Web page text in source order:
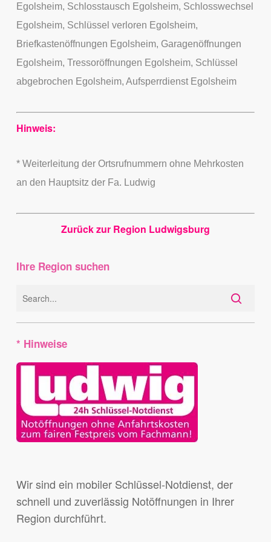
Egolsheim, Schlosstausch Egolsheim, Schlosswechsel
Egolsheim, Schlüssel verloren Egolsheim,
Briefkastenöffnungen Egolsheim, Garagenöffnungen
Egolsheim, Tressoröffnungen Egolsheim, Schlüssel
abgebrochen Egolsheim, Aufsperrdienst Egolsheim
Hinweis:
* Weiterleitung der Ortsrufnummern ohne Mehrkosten
an den Hauptsitz der Fa. Ludwig
Zurück zur Region Ludwigsburg
Ihre Region suchen
* Hinweise
Wir sind ein mobiler Schlüssel-Notdienst, der
schnell und zuverlässig Notöffnungen in Ihrer
Region durchführt.